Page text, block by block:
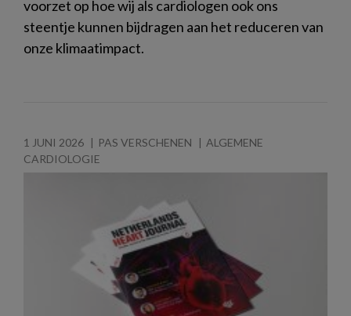
voorzet op hoe wij als cardiologen ook ons
steentje kunnen bijdragen aan het reduceren van
onze klimaatimpact.
1 JUNI 2026 PAS VERSCHENEN
ALGEMENE
CARDIOLOGIE